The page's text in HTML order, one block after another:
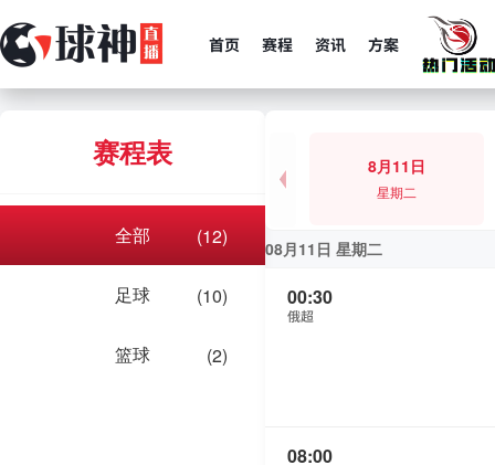
首页 赛程 资讯 方案
赛程表
全部 (12)
足球 (10)
篮球 (2)
8月11日
星期二
08月11日 星期二
00:30
俄超
08:00